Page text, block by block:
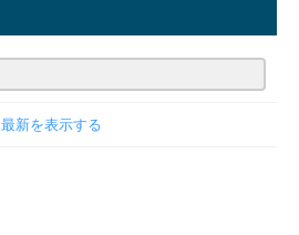
最新を表示する